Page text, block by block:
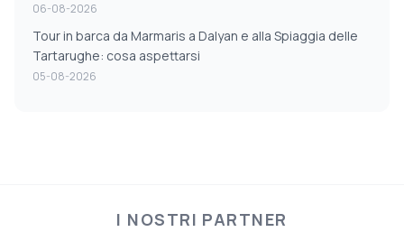
06-08-2026
Tour in barca da Marmaris a Dalyan e alla Spiaggia delle
Tartarughe: cosa aspettarsi
05-08-2026
I NOSTRI PARTNER